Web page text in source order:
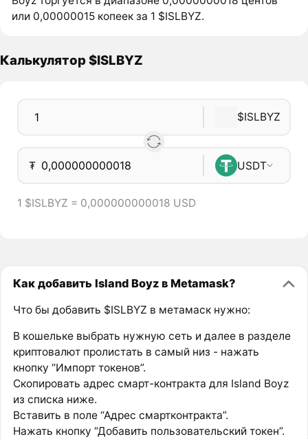
или 0,00000015 копеек за 1 $ISLBYZ.
Калькулятор $ISLBYZ
$ISLBYZ
₮ USDT
1 $ISLBYZ = 0,000000000018 USD
Как добавить Island Boyz в Metamask?
Что бы добавить $ISLBYZ в метамаск нужно:
В кошельке выбрать нужную сеть и далее в разделе
криптовалют пролистать в самый низ - нажать
кнопку “Импорт токенов”.
Скопировать адрес смарт-контракта для Island Boyz
из списка ниже.
Вставить в поле “Адрес смартконтракта”.
Нажать кнопку “Добавить пользовательский токен”.